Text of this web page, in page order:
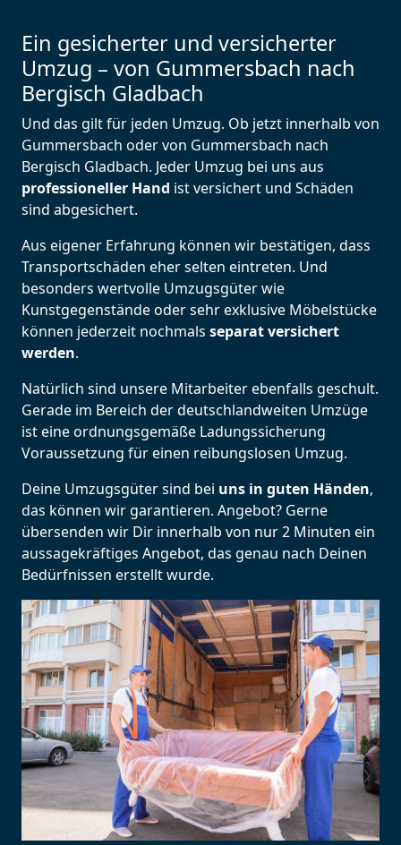
Ein gesicherter und versicherter
Umzug – von Gummersbach nach
Bergisch Gladbach
Und das gilt für jeden Umzug. Ob jetzt innerhalb von
Gummersbach oder von Gummersbach nach
Bergisch Gladbach. Jeder Umzug bei uns aus
professioneller Hand ist versichert und Schäden
sind abgesichert.
Aus eigener Erfahrung können wir bestätigen, dass
Transportschäden eher selten eintreten. Und
besonders wertvolle Umzugsgüter wie
Kunstgegenstände oder sehr exklusive Möbelstücke
können jederzeit nochmals separat versichert
werden.
Natürlich sind unsere Mitarbeiter ebenfalls geschult.
Gerade im Bereich der deutschlandweiten Umzüge
ist eine ordnungsgemäße Ladungssicherung
Voraussetzung für einen reibungslosen Umzug.
Deine Umzugsgüter sind bei uns in guten Händen,
das können wir garantieren. Angebot? Gerne
übersenden wir Dir innerhalb von nur 2 Minuten ein
aussagekräftiges Angebot, das genau nach Deinen
Bedürfnissen erstellt wurde.